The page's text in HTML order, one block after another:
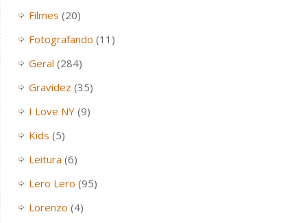
Filmes (20)
Fotografando (11)
Geral (284)
Gravidez (35)
I Love NY(9)
Kids (5)
Leitura (6)
Lero Lero (95)
Lorenzo (4)